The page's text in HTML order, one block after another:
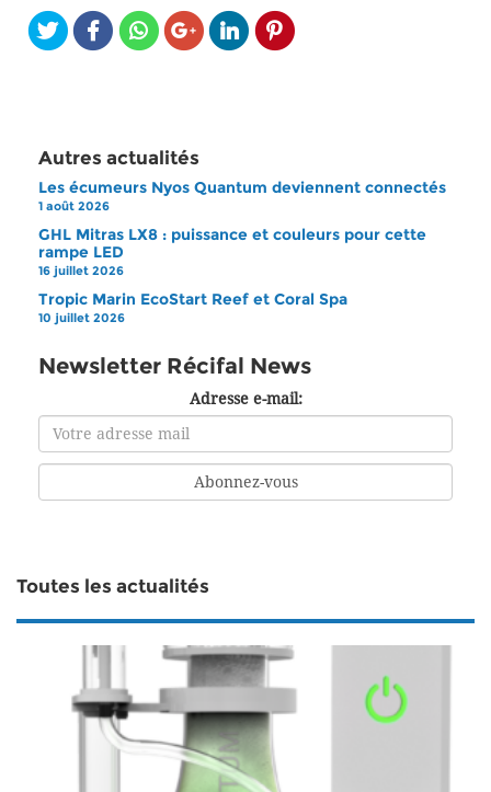
Autres actualités
Les écumeurs Nyos Quantum deviennent connectés
1 août 2026
GHL Mitras LX8 : puissance et couleurs pour cette
rampe LED
16 juillet 2026
Tropic Marin EcoStart Reef et Coral Spa
10 juillet 2026
Newsletter Récifal News
Adresse e-mail:
Toutes les actualités